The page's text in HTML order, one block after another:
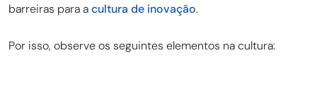
barreiras para acultura de inovação.
Por isso, observe os seguintes elementos na cultura: